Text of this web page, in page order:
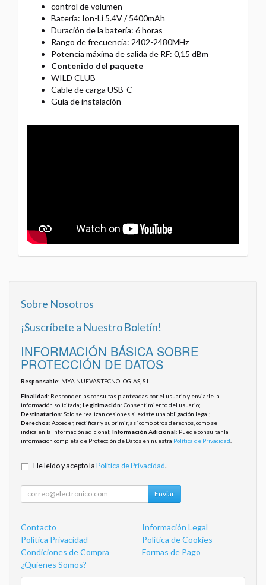
control de volumen
Batería: Ion-Li 5.4V / 5400mAh
Duración de la batería: 6 horas
Rango de frecuencia: 2402-2480MHz
Potencia máxima de salida de RF: 0,15 dBm
Contenido del paquete
WILD CLUB
Cable de carga USB-C
Guía de instalación
Sobre Nosotros
¡Suscríbete a Nuestro Boletín!
INFORMACIÓN BÁSICA SOBRE
PROTECCIÓN DE DATOS
Responsable: MYA NUEVAS TECNOLOGIAS, S.L.
Finalidad: Responder las consultas planteadas por el usuario y enviarle la
información solicitada; Legitimación: Consentimiento del usuario;
Destinatarios: Solo se realizan cesiones si existe una obligación legal;
Derechos: Acceder, rectificar y suprimir, así como otros derechos, como se
indica en la información adicional; Información Adicional: Puede consultar la
información completa de Protección de Datos en nuestra Política de Privacidad
He leído y acepto la Política de Privacidad.
Enviar
Contacto
Información Legal
Política Privacidad
Política de Cookies
Condiciones de Compra
Formas de Pago
¿Quienes Somos?